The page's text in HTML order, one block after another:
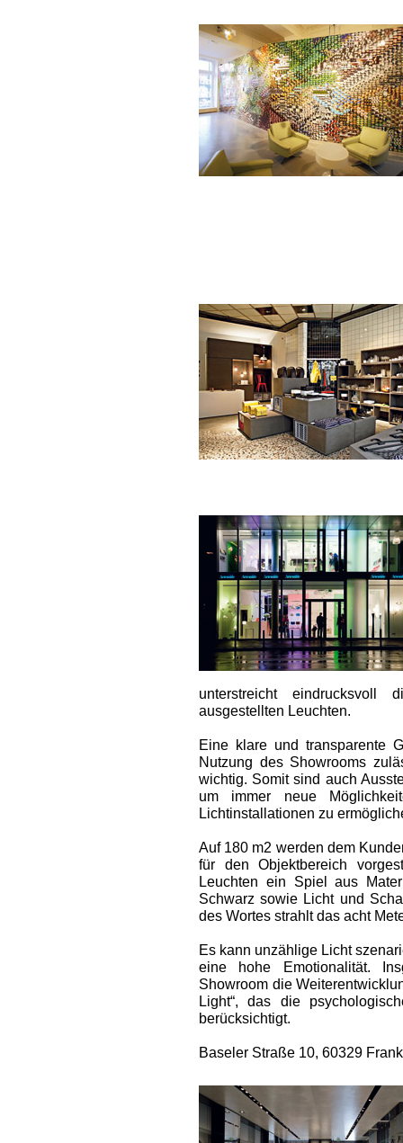
unterstreicht
ausgestellten Leuchten.
Eine klare und transparente
Nutzung des Showrooms
wichtig. Somit sind auch
um immer neue
Lichtinstallationen zu
Auf 180 m2 werden dem
für den Objektbereich
Leuchten ein Spiel aus
Schwarz sowie Licht und
des Wortes strahlt das acht
Es kann unzählige Licht
eine hohe Emotionalität.
Showroom die
Light“, das die
berücksichtigt.
Baseler Straße 10, 60329